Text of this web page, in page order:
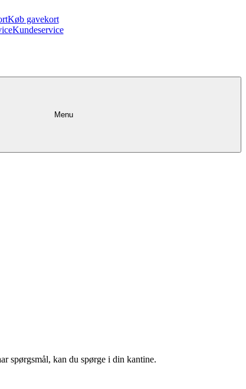
Køb gavekort
Kundeservice
Menu
spørgsmål, kan du spørge i din kantine.